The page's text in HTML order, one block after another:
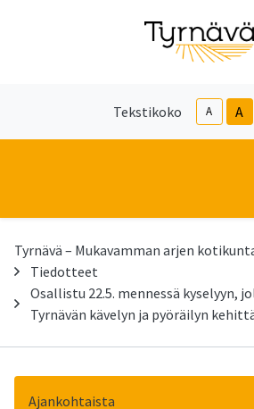
Tekstikoko A A
Tyrnävä – Mukavamman arjen
Tiedotteet
Osallistu 22.5. mennessä kyselyyn,
Tyrnävän kävelyn ja pyöräilyn
Ajankohtaista